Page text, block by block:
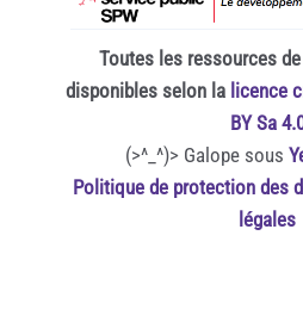
Mathilde SIMON
Matthieu Piegay
Michel Briand
Nicolas Bégel
Nicolas SCHMIT
Toutes les ressources
disponibles selon la licence
BY Sa
(>^_^)> Galope sous
Politique de protection des
légales